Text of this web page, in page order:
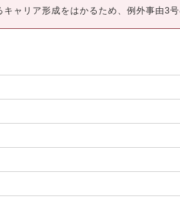
ャリア形成をはかるため、例外事由3